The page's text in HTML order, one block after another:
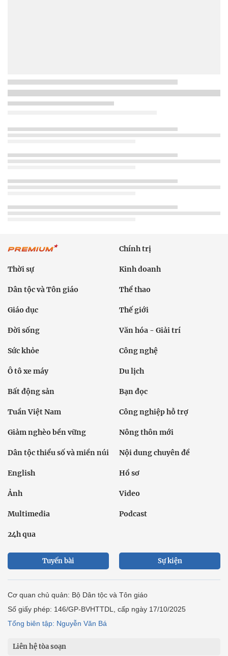
Chính trị
Thời sự Kinh doanh
Dân tộc và Tôn giáo Thể thao
Giáo dục Thế giới
Đời sống Văn hóa - Giải trí
Sức khỏe Công nghệ
Ô tô xe máy Du lịch
Bất động sản Bạn đọc
Tuần Việt Nam Công nghiệp hỗ trợ
Giảm nghèo bền vững Nông thôn mới
Dân tộc thiểu số và miền núi Nội dung chuyên đề
English Hồ sơ
Ảnh Video
Multimedia Podcast
24h qua
Tuyến bài Sự kiện
Cơ quan chủ quản: Bộ Dân tộc và Tôn giáo
Số giấy phép: 146/GP-BVHTTDL, cấp ngày 17/10/2025
Tổng biên tập: Nguyễn Văn Bá
Liên hệ tòa soạn